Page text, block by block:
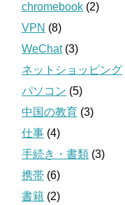
chromebook (2)
VPN (8)
WeChat(3)
ネットショッピング
パソコン (5)
中国の教育 (3)
仕事 (4)
手続き・書類 (3)
携帯 (6)
書籍 (2)